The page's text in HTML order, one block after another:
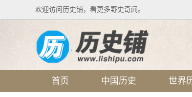
欢迎访问历史铺，看更多野史奇闻。
首页 中国历史 世界